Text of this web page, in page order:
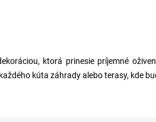
ktorá prinesie príjemné
kúta záhrady alebo terasy, kde